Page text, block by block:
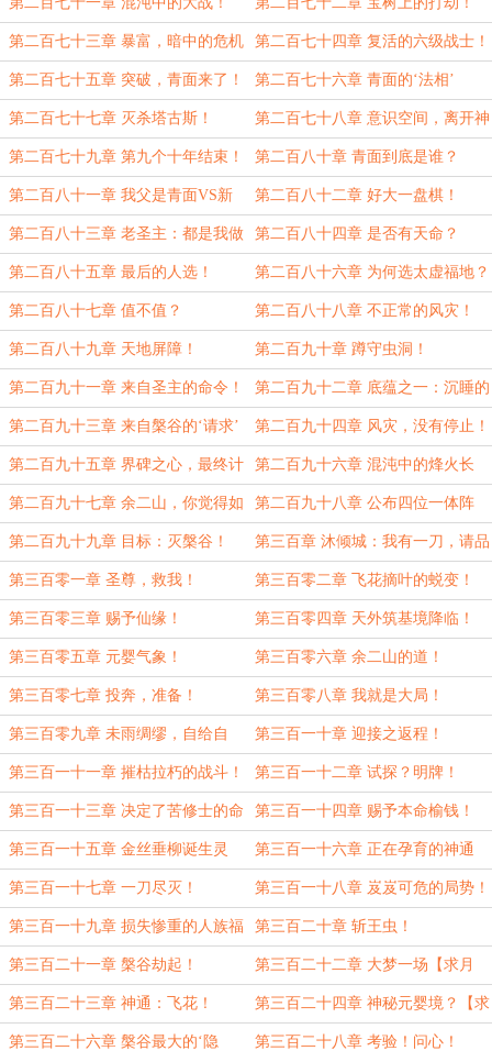
第二百七十三章 暴富，暗中的危机
【求月票】
第二百七十四章 复活的六级战士！
第二百七十五章 突破，青面来了！ 第二百七十六章 青面的‘法相’
第二百七十七章 灭杀塔古斯！ 第二百七十八章 意识空间，离开神
秘之地【求月票！】
第二百七十九章 第九个十年结束！ 第二百八十章 青面到底是谁？
第二百八十一章 我父是青面VS新
的圣地！
第二百八十二章 好大一盘棋！
第二百八十三章 老圣主：都是我做
的？
第二百八十四章 是否有天命？
第二百八十五章 最后的人选！ 第二百八十六章 为何选太虚福地？
第二百八十七章 值不值？ 第二百八十八章 不正常的风灾！
第二百八十九章 天地屏障！ 第二百九十章 蹲守虫洞！
第二百九十一章 来自圣主的命令！ 第二百九十二章 底蕴之一：沉睡的
元婴境！
第二百九十三章 来自槃谷的‘请求’ 第二百九十四章 风灾，没有停止！
第二百九十五章 界碑之心，最终计
划！
第二百九十六章 混沌中的烽火长
城！
第二百九十七章 余二山，你觉得如
何？
第二百九十八章 公布四位一体阵
法！
第二百九十九章 目标：灭槃谷！ 第三百章 沐倾城：我有一刀，请品
鉴！
第三百零一章 圣尊，救我！ 第三百零二章 飞花摘叶的蜕变！
第三百零三章 赐予仙缘！ 第三百零四章 天外筑基境降临！
第三百零五章 元婴气象！ 第三百零六章 余二山的道！
第三百零七章 投奔，准备！ 第三百零八章 我就是大局！
第三百零九章 未雨绸缪，自给自
足！
第三百一十章 迎接之返程！
第三百一十一章 摧枯拉朽的战斗！ 第三百一十二章 试探？明牌！
第三百一十三章 决定了苦修士的命
运！
第三百一十四章 赐予本命榆钱！
第三百一十五章 金丝垂柳诞生灵
智！
第三百一十六章 正在孕育的神通
【求月票！】
第三百一十七章 一刀尽灭！ 第三百一十八章 岌岌可危的局势！
第三百一十九章 损失惨重的人族福
地！
第三百二十章 斩王虫！
第三百二十一章 槃谷劫起！ 第三百二十二章 大梦一场【求月
票】
第三百二十三章 神通：飞花！ 第三百二十四章 神秘元婴境？【求
月票！】
第三百二十六章 槃谷最大的‘隐 第三百二十八章 考验！问心！